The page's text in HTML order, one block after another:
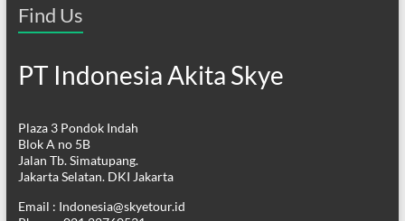
Find Us
PT Indonesia Akita Skye
Plaza 3 Pondok Indah
Blok A no 5B
Jalan Tb. Simatupang.
Jakarta Selatan. DKI Jakarta
Email : Indonesia@skyetour.id